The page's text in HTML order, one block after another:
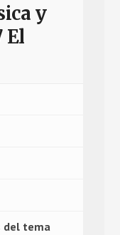
y
El
del tema